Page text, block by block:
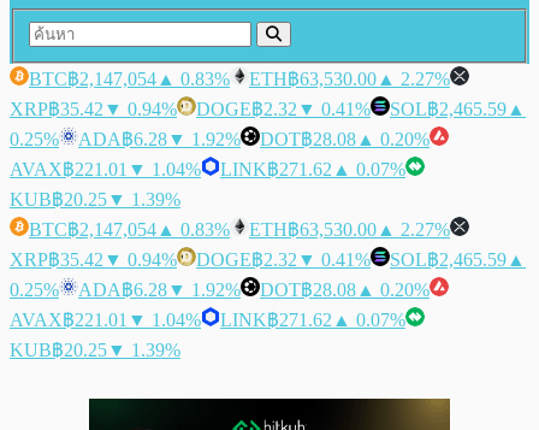
BTC฿2,147,054 ▲ 0.83% ETH฿63,530.00 ▲ 2.27%
XRP฿35.42 ▼ 0.94% DOGE฿2.32 ▼ 0.41% SOL฿2,465.59 ▲
0.25%
ADA฿6.28▼ 1.92% DOT฿28.08 ▲ 0.20%
AVAX฿221.01 ▼ 1.04% LINK฿271.62 ▲ 0.07%
KUB฿20.25▼ 1.39%
BTC฿2,147,054 ▲ 0.83% ETH฿63,530.00 ▲ 2.27%
XRP฿35.42 ▼ 0.94% DOGE฿2.32 ▼ 0.41% SOL฿2,465.59 ▲
0.25%
ADA฿6.28▼ 1.92% DOT฿28.08 ▲ 0.20%
AVAX฿221.01 ▼ 1.04% LINK฿271.62 ▲ 0.07%
KUB฿20.25▼ 1.39%